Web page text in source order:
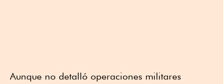
Aunque no detalló operaciones militares